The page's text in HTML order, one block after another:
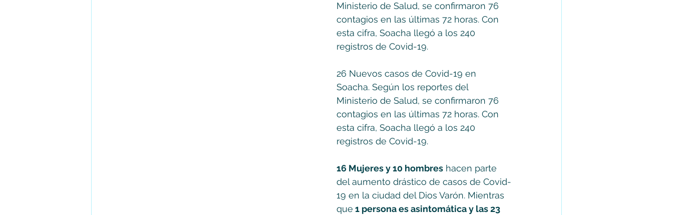
Ministerio de Salud, se confirmaron 76
contagios en las últimas 72 horas. Con
esta cifra, Soacha llegó a los 240
registros de Covid-19.
26 Nuevos casos de Covid-19 en
Soacha. Según los reportes del
Ministerio de Salud, se confirmaron 76
contagios en las últimas 72 horas. Con
esta cifra, Soacha llegó a los 240
registros de Covid-19.
16 Mujeres y 10 hombres hacen parte
del aumento drástico de casos de Covid-
19 en la ciudad del Dios Varón. Mientras
que 1 persona es asintomática y las 23